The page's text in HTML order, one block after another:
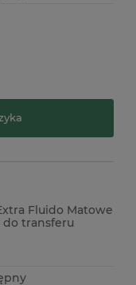
Fluido Matowe
do transferu